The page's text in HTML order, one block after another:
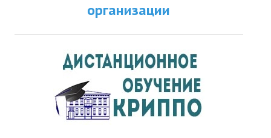
организации